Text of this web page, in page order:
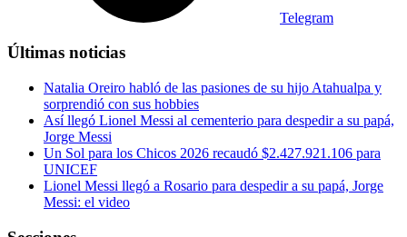
Telegram
Últimas noticias
Natalia Oreiro habló de las pasiones de su hijo Atahualpa y
sorprendió con sus hobbies
Así llegó Lionel Messi al cementerio para despedir a su papá,
Jorge Messi
Un Sol para los Chicos 2026 recaudó $2.427.921.106 para
UNICEF
Lionel Messi llegó a Rosario para despedir a su papá, Jorge
Messi: el video